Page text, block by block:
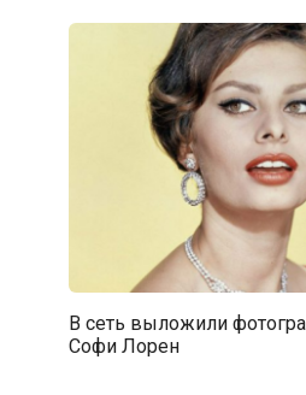
В сеть выложили
Софи Лорен